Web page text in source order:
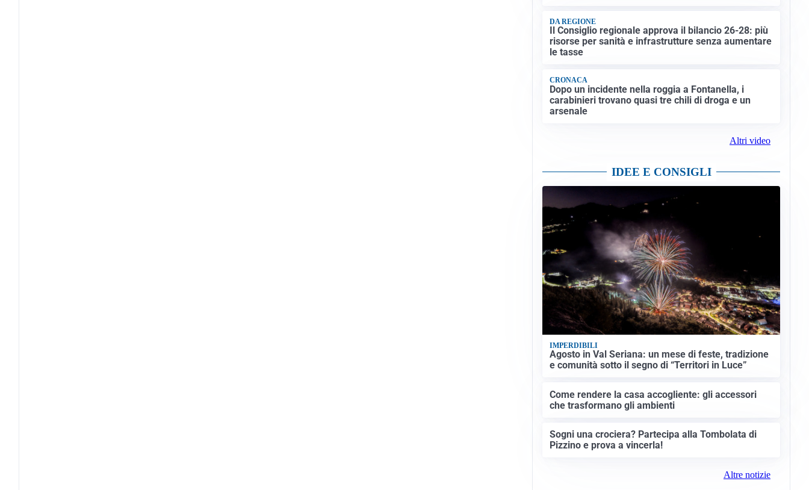
DA REGIONE
Il Consiglio regionale approva il bilancio 26-28: più
risorse per sanità e infrastrutture senza aumentare
le tasse
CRONACA
Dopo un incidente nella roggia a Fontanella, i
carabinieri trovano quasi tre chili di droga e un
arsenale
Altri video
IDEE E CONSIGLI
IMPERDIBILI
Agosto in Val Seriana: un mese di feste, tradizione
e comunità sotto il segno di “Territori in Luce”
Come rendere la casa accogliente: gli accessori
che trasformano gli ambienti
Sogni una crociera? Partecipa alla Tombolata di
Pizzino e prova a vincerla!
Altre notizie